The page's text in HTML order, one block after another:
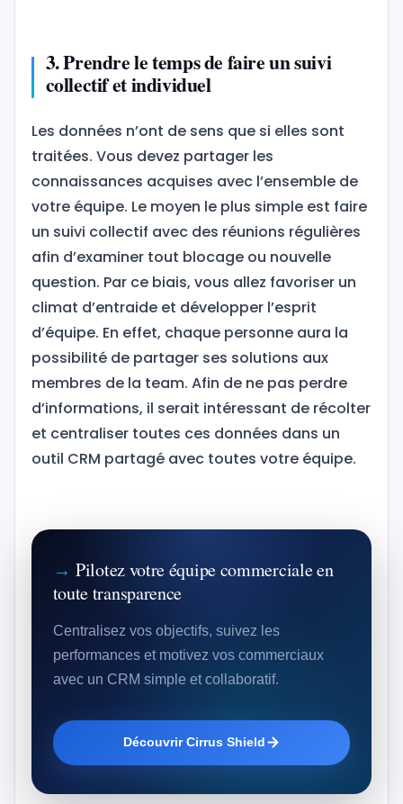
3. Prendre le temps de faire un suivi
collectif et individuel
Les données n’ont de sens que si elles sont
traitées. Vous devez partager les
connaissances acquises avec l’ensemble de
votre équipe. Le moyen le plus simple est faire
un suivi collectif avec des réunions régulières
afin d’examiner tout blocage ou nouvelle
question. Par ce biais, vous allez favoriser un
climat d’entraide et développer l’esprit
d’équipe. En effet, chaque personne aura la
possibilité de partager ses solutions aux
membres de la team. Afin de ne pas perdre
d’informations, il serait intéressant de récolter
et centraliser toutes ces données dans un
outil CRM partagé avec toutes votre équipe.
Pilotez votre équipe commerciale en
toute transparence
Centralisez vos objectifs, suivez les
performances et motivez vos commerciaux
avec un CRM simple et collaboratif.
Découvrir Cirrus Shield